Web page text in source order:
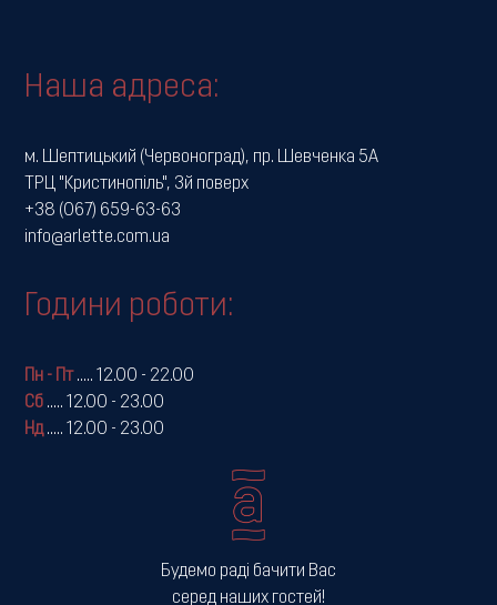
Наша адреса:
м. Шептицький (Червоноград), пр. Шевченка 5А
ТРЦ "Кристинопіль", 3й поверх
+38 (067) 659-63-63
info@arlette.com.ua
Будемо раді бачити Вас
серед наших гостей!
Години роботи:
Пн - Пт.....
12.00 - 22.00
Сб .....
12.00 - 23.00
Нд..... 12.00 - 23.00